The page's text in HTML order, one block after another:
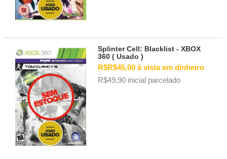
Splinter Cell: Blacklist - XBOX
360 ( Usado )
R$R$45,00 à vista em dinheiro
R$49,90 inicial parcelado